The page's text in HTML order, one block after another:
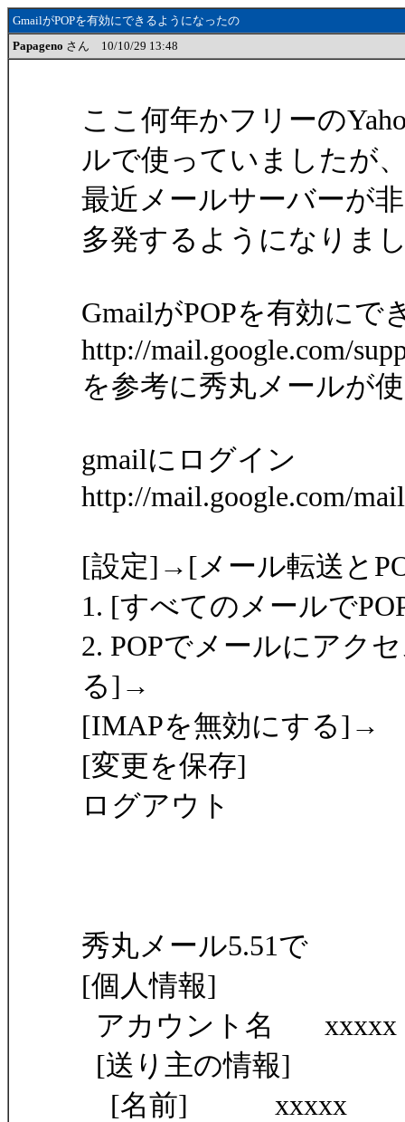
GmailがPOPを有効にできるようになったの
Papageno さん 10/10/29 13:48
ここ何年かフリーの
ルで使っていましたが
最近メールサーバーが
多発するようになりま
GmailがPOPを有効に
http://mail.google.com/
を参考に秀丸メールが
gmailにログイン
http://mail.google.com/
[設定]→[メール転送と
1. [すべてのメールで
2. POPでメールにアク
る]→
[IMAPを無効にする]→
[変更を保存]
ログアウト
秀丸メール5.51で
[個人情報]
アカウント名 xxxxx
[送り主の情報]
[名前] xxxxx